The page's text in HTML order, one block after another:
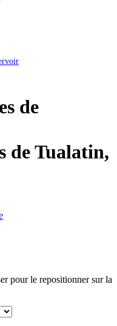
de
deTualatin,
pour le repositionner sur la